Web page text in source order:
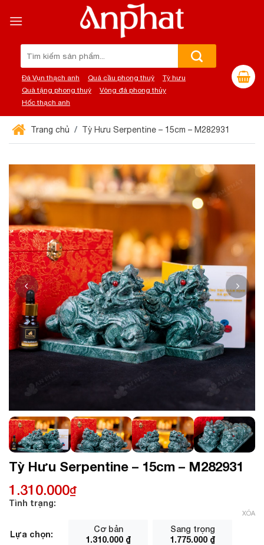
đến
Đá Vụn thạch anh Quả cầu phong thuỷ
Tỳ hưu
Quà tặng phong thuỷ
Vòng đá phong thủy
Hốc thạch anh
Trang chủ Tỳ Hưu Serpentine – 15cm – M282931
Tỳ Hưu Serpentine – 15cm – M282931
1.310.000₫
Tình trạng:
Lựa chọn:
Cơ bản
1.310.000 ₫
Sang trọng
1.775.000 ₫
XÓA